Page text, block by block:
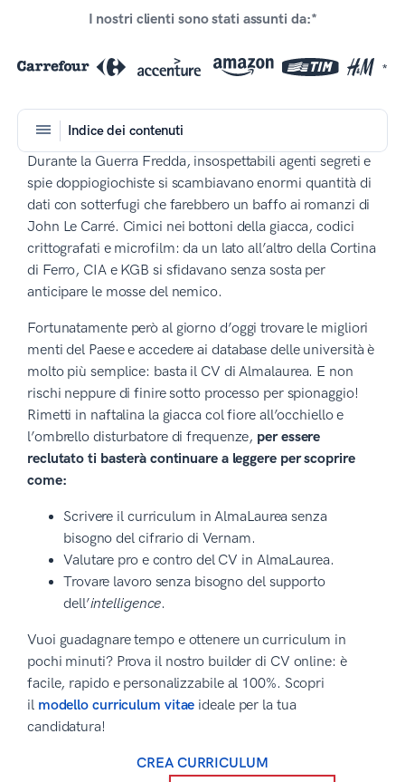
I nostri clienti sono stati assunti da:*
*
Indice dei contenuti
Durante la Guerra Fredda, insospettabili agenti segreti e
spie doppiogiochiste si scambiavano enormi quantità di
dati con sotterfugi che farebbero un baffo ai romanzi di
John Le Carré. Cimici nei bottoni della giacca, codici
crittografati e microfilm: da un lato all’altro della Cortina
di Ferro, CIA e KGB si sfidavano senza sosta per
anticipare le mosse del nemico.
Fortunatamente però al giorno d’oggi trovare le migliori
menti del Paese e accedere ai database delle università è
molto più semplice: basta il CV di Almalaurea. E non
rischi neppure di finire sotto processo per spionaggio!
Rimetti in naftalina la giacca col fiore all’occhiello e
l’ombrello disturbatore di frequenze, per essere
reclutato ti basterà continuare a leggere per scoprire
come:
Scrivere il curriculum in AlmaLaurea senza
bisogno del cifrario di Vernam.
Valutare pro e contro del CV in AlmaLaurea.
Trovare lavoro senza bisogno del supporto
dell’intelligence.
Vuoi guadagnare tempo e ottenere un curriculum in
pochi minuti? Prova il nostro builder di CV online: è
facile, rapido e personalizzabile al 100%. Scopri
il modello curriculum vitae ideale per la tua
candidatura!
CREA CURRICULUM